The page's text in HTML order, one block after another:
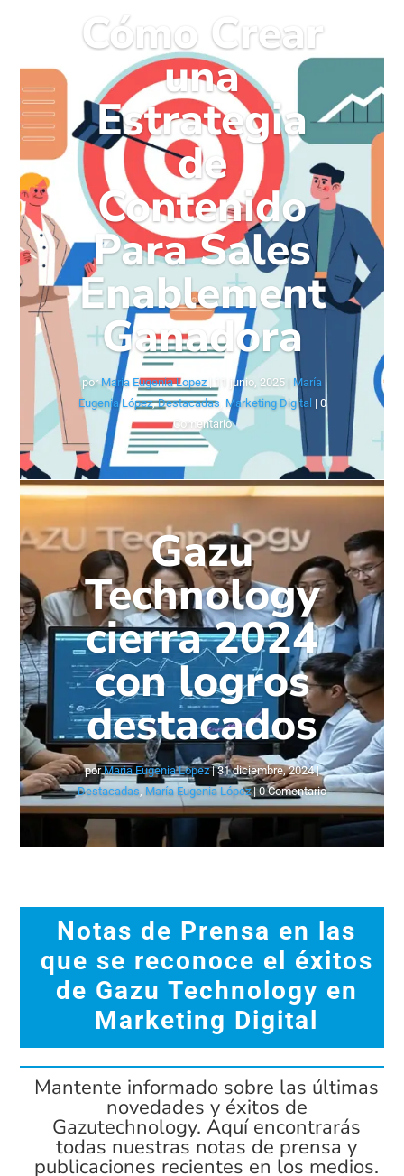
Cómo Crear
una
Estrategia
de
Contenido
Para Sales
Enablement
Ganadora
porMaria Eugenia Lopez 11 junio, 2025 | María
Eugenia López,Destacadas Marketing Digital | 0
Comentario
Gazu
Technology
cierra 2024
con logros
destacados
porMaria Eugenia Lopez|31 diciembre, 2024|
Destacadas, María Eugenia López| 0 Comentario
Notas de Prensa en las
que se reconoce el éxitos
de Gazu Technology en
Marketing Digital
Mantente informado sobre las últimas
novedades y éxitos de
Gazutechnology. Aquí encontrarás
todas nuestras notas de prensa y
publicaciones recientes en los medios.